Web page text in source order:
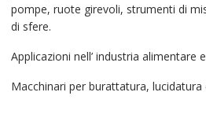
pompe, ruote girevoli, strumenti di
di sfere.
Applicazioni nell’ industria alimentare
Macchinari per burattatura, lucidatura